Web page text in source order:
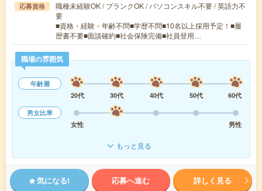
応募資格
職種未経験OK / ブランクOK / パソコンスキル不要 / 英語力不
要
■資格・経験・年齢不問■学歴不問■10名以上採用予定！■履
歴書不要■面談確約■社会保険完備■社員登用…
職場の雰囲気
年齢層
20代
30代 40代 50代
60代
男女比率
女性
男性
もっと見る
気になる! 応募へ進む 詳しく見る